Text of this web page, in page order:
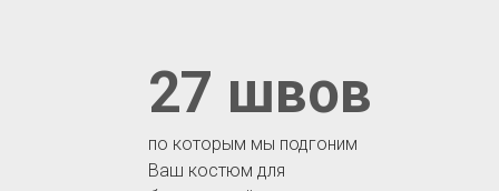
по которым мы подгоним
Ваш костюм для
27 швов